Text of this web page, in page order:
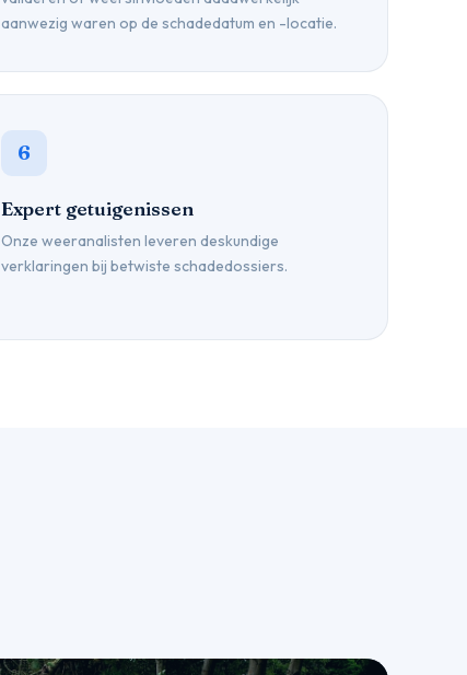
aanwezig waren op de schadedatum en -locatie.
6
Expert getuigenissen
Onze weeranalisten leveren deskundige
verklaringen bij betwiste schadedossiers.